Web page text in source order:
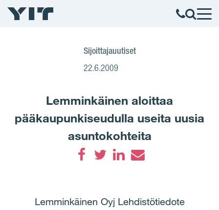
Sijoittajauutiset
22.6.2009
Lemminkäinen aloittaa
pääkaupunkiseudulla useita uusia
asuntokohteita
Lemminkäinen Oyj Lehdistötiedote